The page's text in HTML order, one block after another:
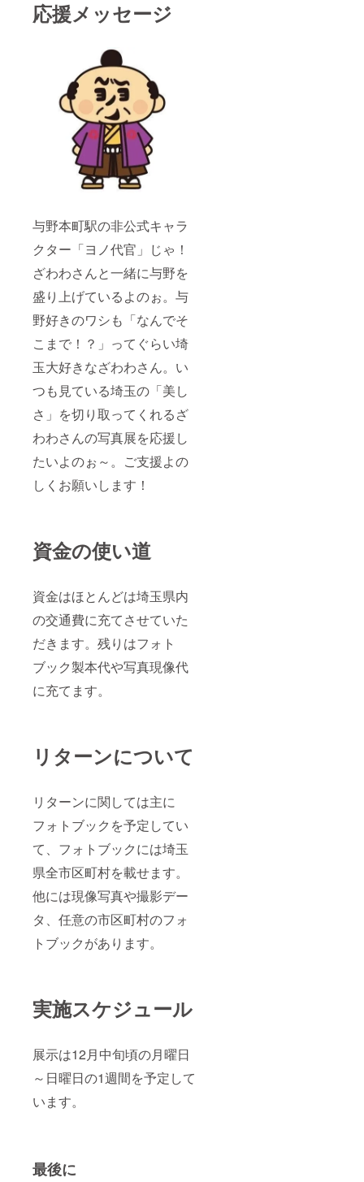
応援メッセージ
与野本町駅の非公式キャラ
クター「ヨノ代官」じゃ！
ざわわさんと一緒に与野を
盛り上げているよのぉ。与
野好きのワシも「なんでそ
こまで！？」ってぐらい埼
玉大好きなざわわさん。い
つも見ている埼玉の「美し
さ」を切り取ってくれるざ
わわさんの写真展を応援し
たいよのぉ～。ご支援よの
しくお願いします！
資金の使い道
資金はほとんどは埼玉県内
の交通費に充てさせていた
だきます。残りはフォト
ブック製本代や写真現像代
に充てます。
リターンについて
リターンに関しては主に
フォトブックを予定してい
て、フォトブックには埼玉
県全市区町村を載せます。
他には現像写真や撮影デー
タ、任意の市区町村のフォ
トブックがあります。
実施スケジュール
展示は12月中旬頃の月曜日
～日曜日の1週間を予定して
います。
最後に